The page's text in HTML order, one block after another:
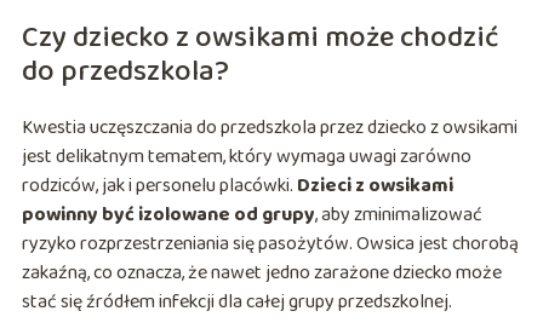
Czy dziecko z owsikami może chodzić
do przedszkola?
Kwestia uczęszczania do przedszkola przez dziecko z owsikami
jest delikatnym tematem, który wymaga uwagi zarówno
rodziców, jak i personelu placówki. Dzieci z owsikami
powinny być izolowane od grupy, aby zminimalizować
ryzyko rozprzestrzeniania się pasożytów. Owsica jest chorobą
zakaźną, co oznacza, że nawet jedno zarażone dziecko może
stać się źródłem infekcji dla całej grupy przedszkolnej.